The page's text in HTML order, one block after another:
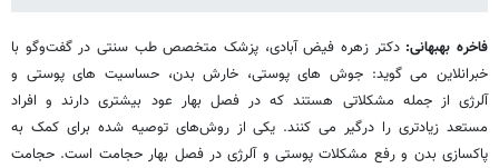
فاخره بهبهانی: دکتر زهره فیض آبادی، پزشک متخصص طب سنتی در گفت‌وگو با
خبرانلاین می گوید: جوش های پوستی، خارش بدن، حساسیت های پوستی و
آلرژی از جمله مشکلاتی هستند که در فصل بهار عود بیشتری دارند و افراد
مستعد زیادتری را درگیر می کنند. یکی از روش‌های توصیه‌ شده برای کمک به
پاکسازی بدن و رفع مشکلات پوستی و آلرژی در فصل بهار حجامت است. حجامت